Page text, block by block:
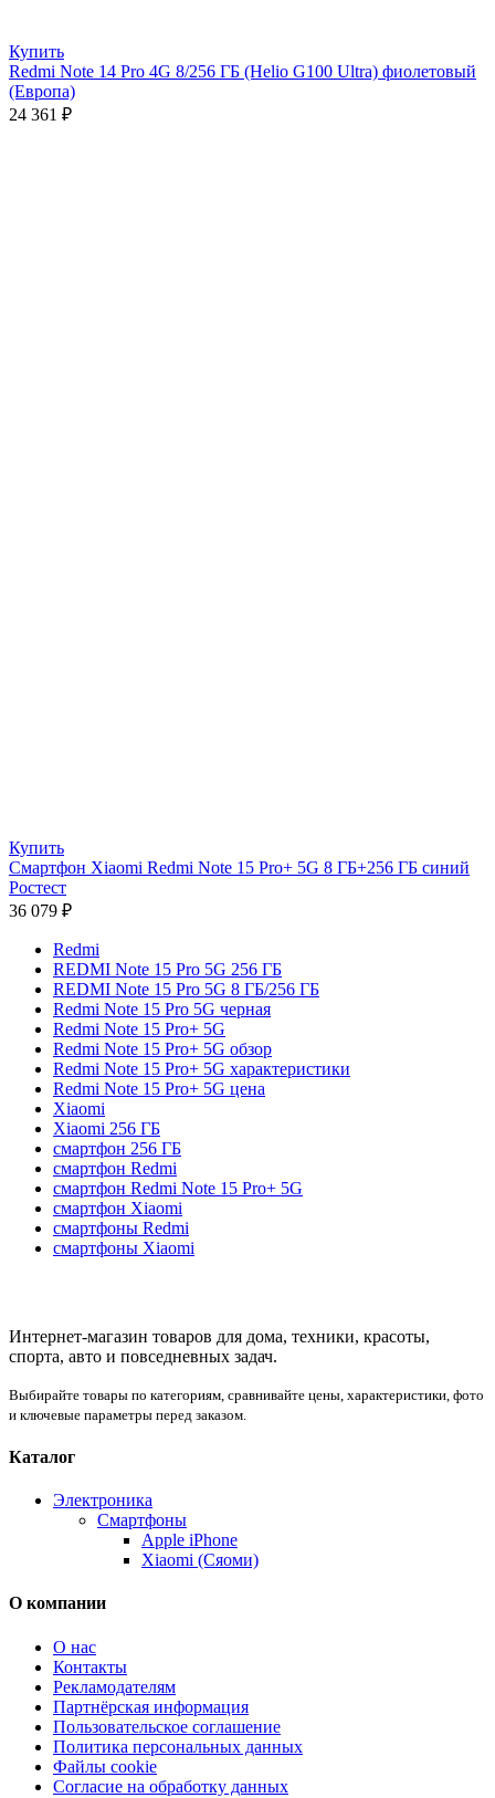
Купить
Redmi Note 14 Pro 4G 8/256 ГБ (Helio G100 Ultra) фиолетовый
(Европа)
24 361 ₽
Купить
Смартфон Xiaomi Redmi Note 15 Pro+ 5G 8 ГБ+256 ГБ синий
Ростест
36 079 ₽
Redmi
REDMI Note 15 Pro 5G 256 ГБ
REDMI Note 15 Pro 5G 8 ГБ/256 ГБ
Redmi Note 15 Pro 5G черная
Redmi Note 15 Pro+ 5G
Redmi Note 15 Pro+ 5G обзор
Redmi Note 15 Pro+ 5G характеристики
Redmi Note 15 Pro+ 5G цена
Xiaomi
Xiaomi 256 ГБ
смартфон 256 ГБ
смартфон Redmi
смартфон Redmi Note 15 Pro+ 5G
смартфон Xiaomi
смартфоны Redmi
смартфоны Xiaomi
Интернет-магазин товаров для дома, техники, красоты,
спорта, авто и повседневных задач.
Выбирайте товары по категориям, сравнивайте цены, характеристики, фото
и ключевые параметры перед заказом.
Каталог
Электроника
Смартфоны
Apple iPhone
Xiaomi (Сяоми)
О компании
О нас
Контакты
Рекламодателям
Партнёрская информация
Пользовательское соглашение
Политика персональных данных
Файлы cookie
Согласие на обработку данных